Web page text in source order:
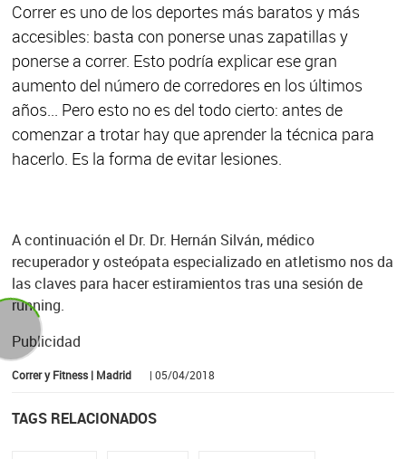
Correr es uno de los deportes más baratos y más
accesibles: basta con ponerse unas zapatillas y
ponerse a correr. Esto podría explicar ese gran
aumento del número de corredores en los últimos
años... Pero esto no es del todo cierto: antes de
comenzar a trotar hay que aprender la técnica para
hacerlo. Es la forma de evitar lesiones.
A continuación el Dr. Dr. Hernán Silván, médico
recuperador y osteópata especializado en atletismo nos da
las claves para hacer estiramientos tras una sesión de
running.
Publicidad
Correr y Fitness | Madrid | 05/04/2018
TAGS RELACIONADOS